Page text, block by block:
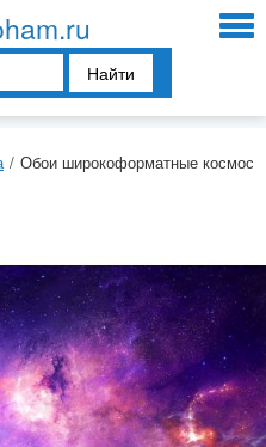
Найти
/ Обои широкоформатные космос